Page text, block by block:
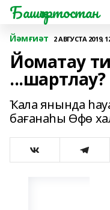
Башҡортостан
Йәмғиәт 2 АВГУСТА 2019,
Йоматау
...шартлау?
Ҡала янында
бағанаһы Өфө